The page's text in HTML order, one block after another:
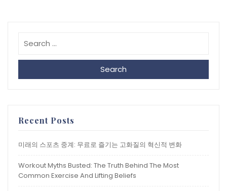
Search
Recent Posts
미래의 스포츠 중계: 무료로 즐기는 고화질의 혁신적 변화
Workout Myths Busted: The Truth Behind The Most
Common Exercise And Lifting Beliefs